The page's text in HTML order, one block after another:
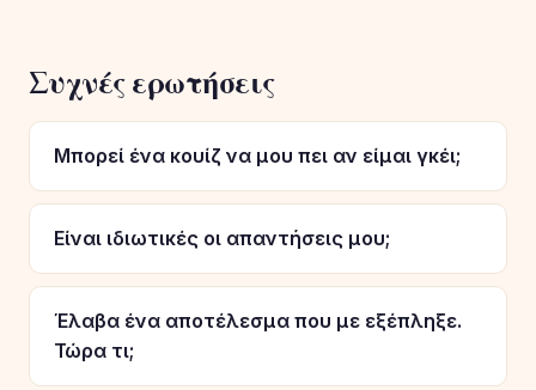
Συχνές ερωτήσεις
Μπορεί ένα κουίζ να μου πει αν είμαι γκέι;
Είναι ιδιωτικές οι απαντήσεις μου;
Έλαβα ένα αποτέλεσμα που με εξέπληξε.
Τώρα τι;